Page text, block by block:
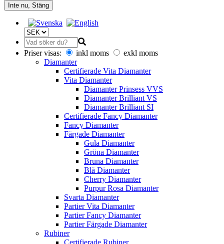
Inte nu, Stäng
Priser visas: inkl moms
exkl moms
Diamanter
Certifierade Vita Diamanter
Vita Diamanter
Diamanter Prinsess VVS
Diamanter Brilliant VS
Diamanter Brilliant SI
Certifierade Fancy Diamanter
Fancy Diamanter
Färgade Diamanter
Gula Diamanter
Gröna Diamanter
Bruna Diamanter
Blå Diamanter
Cherry Diamanter
Purpur Rosa Diamanter
Svarta Diamanter
Partier Vita Diamanter
Partier Fancy Diamanter
Partier Färgade Diamanter
Rubiner
Certifierade Rubiner